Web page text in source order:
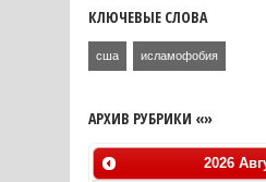
КЛЮЧЕВЫЕ СЛОВА
сша исламофобия
АРХИВ РУБРИКИ «»
2026